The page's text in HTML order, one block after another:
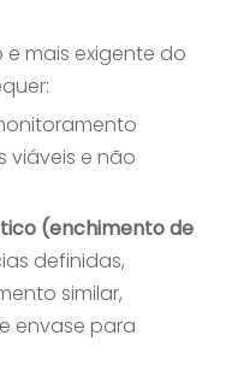
mais exigente do
viáveis ​​e não
(enchimento de
definidas,
similar,
envase para